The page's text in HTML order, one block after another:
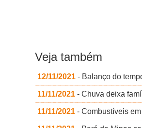
Veja também
12/11/2021 - Balanço do
11/11/2021 - Chuva deixa
11/11/2021 - Combustíveis